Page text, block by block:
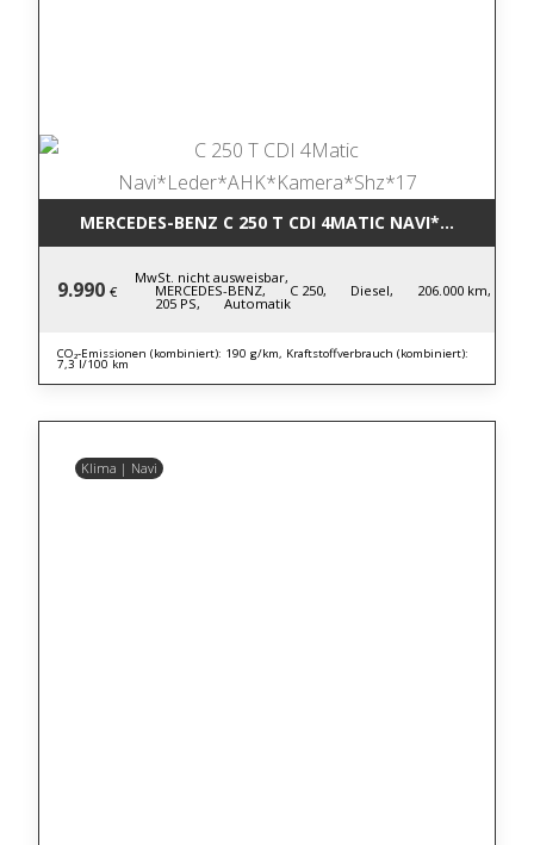
MERCEDES-BENZ C 250 T CDI 4MATIC
9.990 €
MwSt. nicht ausweisbar,
MERCEDES-BENZ, C 250, Diesel, 206.000 km,
205 PS, Automatik
CO₂-Emissionen (kombiniert): 190 g/km, Kraftstoffverbrauch (kombiniert):
7,3 l/100 km
Klima | Navi